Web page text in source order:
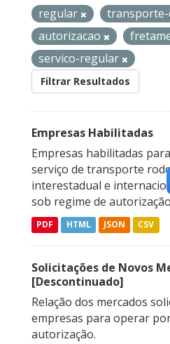
regular
transporte-
autorizacao
servico-regular
Filtrar Resultados
Empresas Habilitadas
Empresas habilitadas
serviço de transporte
interestadual e
sob regime de
PDF HTML JSON CSV
Solicitações de Novos
[Descontinuado]
Relação dos mercados
empresas para operar
autorização.